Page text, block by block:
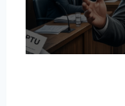
A
B